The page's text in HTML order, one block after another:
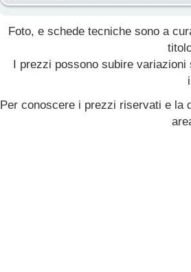
Foto, e schede tecniche sono a
I prezzi possono subire
Per conoscere i prezzi riservati e la